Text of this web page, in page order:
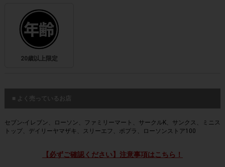
20歳以上限定
■ よく売っているお店
セブン‐イレブン、ローソン、ファミリーマート、サークルK、サンクス、ミニス
トップ、デイリーヤマザキ、スリーエフ、ポプラ、ローソンストア100
【必ずご確認ください】注意事項はこちら！